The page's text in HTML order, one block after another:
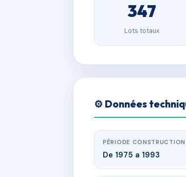
347
Lots totaux
⚙️ Données
PÉRIODE CONSTRUCTION
De 1975 a 1993